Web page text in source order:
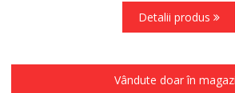
Detalii produs
Vândute doar în